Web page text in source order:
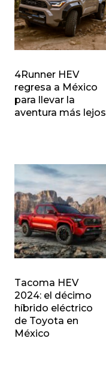
4Runner HEV
regresa a México
para llevar la
aventura más lejos
Tacoma HEV
2024: el décimo
híbrido eléctrico
de Toyota en
México